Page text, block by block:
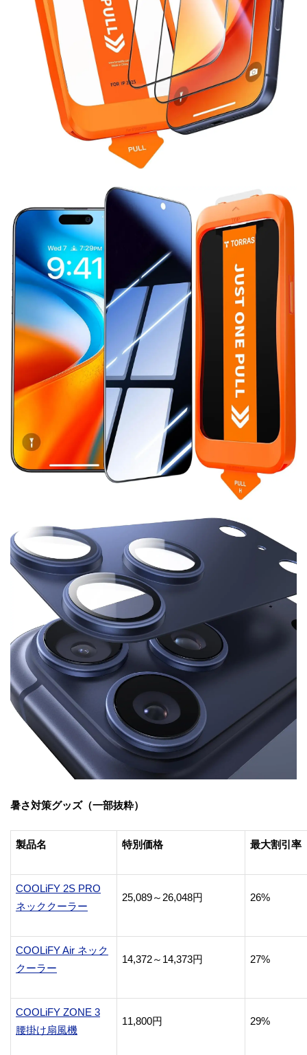
暑さ対策グッズ（一部抜粋）
製品名 特別価格 最大割引率
COOLiFY 2S PRO
ネッククーラー
25,089～26,048円 26%
COOLiFY Air ネック
クーラー
14,372～14,373円 27%
COOLiFY ZONE 3
腰掛け扇風機
11,800円 29%